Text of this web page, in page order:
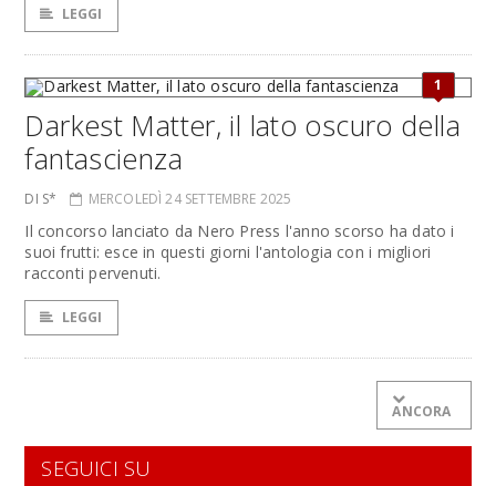
LEGGI
1
Darkest Matter, il lato oscuro della
fantascienza
DI S* MERCOLEDÌ 24 SETTEMBRE 2025
Il concorso lanciato da Nero Press l'anno scorso ha dato i
suoi frutti: esce in questi giorni l'antologia con i migliori
racconti pervenuti.
LEGGI
ANCORA
SEGUICI SU